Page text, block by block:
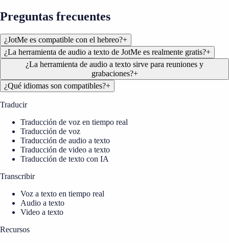
Preguntas frecuentes
¿JotMe es compatible con el hebreo?+
¿La herramienta de audio a texto de JotMe es realmente gratis?+
¿La herramienta de audio a texto sirve para reuniones y
grabaciones?+
¿Qué idiomas son compatibles?+
Traducir
Traducción de voz en tiempo real
Traducción de voz
Traducción de audio a texto
Traducción de video a texto
Traducción de texto con IA
Transcribir
Voz a texto en tiempo real
Audio a texto
Video a texto
Recursos